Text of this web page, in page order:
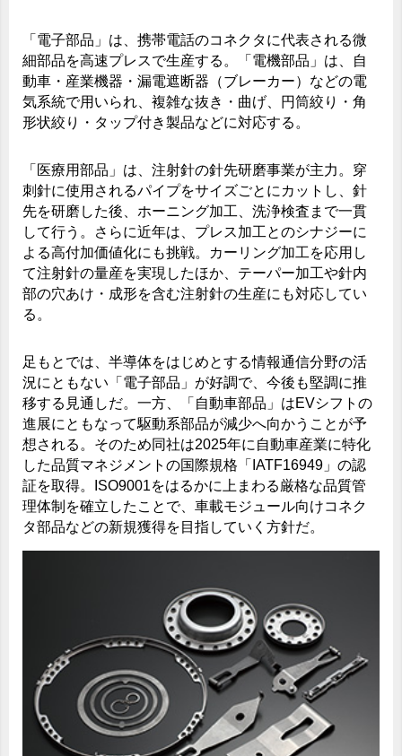
「電子部品」は、携帯電話のコネクタに代表される微
細部品を高速プレスで生産する。「電機部品」は、自
動車・産業機器・漏電遮断器（ブレーカー）などの電
気系統で用いられ、複雑な抜き・曲げ、円筒絞り・角
形状絞り・タップ付き製品などに対応する。
「医療用部品」は、注射針の針先研磨事業が主力。穿
刺針に使用されるパイプをサイズごとにカットし、針
先を研磨した後、ホーニング加工、洗浄検査まで一貫
して行う。さらに近年は、プレス加工とのシナジーに
よる高付加価値化にも挑戦。カーリング加工を応用し
て注射針の量産を実現したほか、テーパー加工や針内
部の穴あけ・成形を含む注射針の生産にも対応してい
る。
足もとでは、半導体をはじめとする情報通信分野の活
況にともない「電子部品」が好調で、今後も堅調に推
移する見通しだ。一方、「自動車部品」はEVシフトの
進展にともなって駆動系部品が減少へ向かうことが予
想される。そのため同社は2025年に自動車産業に特化
した品質マネジメントの国際規格「IATF16949」の認
証を取得。ISO9001をはるかに上まわる厳格な品質管
理体制を確立したことで、車載モジュール向けコネク
タ部品などの新規獲得を目指していく方針だ。